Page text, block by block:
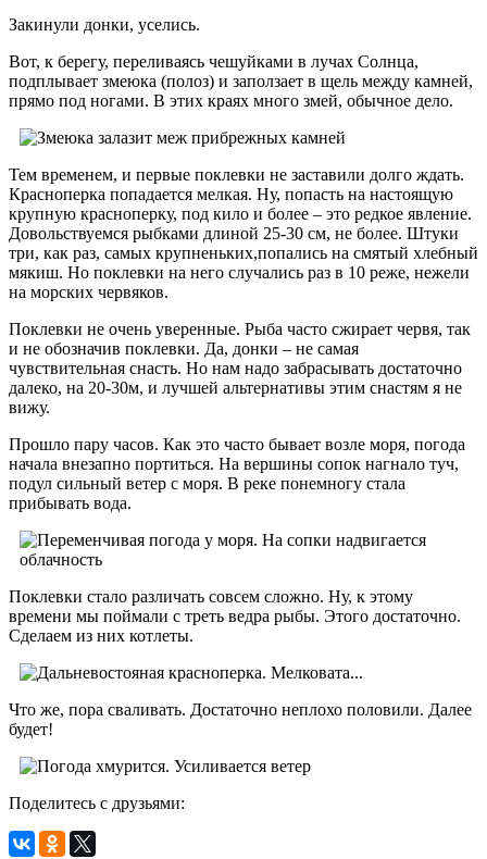
Закинули донки, уселись.
Вот, к берегу, переливаясь чешуйками в лучах Солнца,
подплывает змеюка (полоз) и заползает в щель между камней,
прямо под ногами. В этих краях много змей, обычное дело.
Тем временем, и первые поклевки не заставили долго ждать.
Красноперка попадается мелкая. Ну, попасть на настоящую
крупную красноперку, под кило и более – это редкое явление.
Довольствуемся рыбками длиной 25-30 см, не более. Штуки
три, как раз, самых крупненьких,попались на смятый хлебный
мякиш. Но поклевки на него случались раз в 10 реже, нежели
на морских червяков.
Поклевки не очень уверенные. Рыба часто сжирает червя, так
и не обозначив поклевки. Да, донки – не самая
чувствительная снасть. Но нам надо забрасывать достаточно
далеко, на 20-30м, и лучшей альтернативы этим снастям я не
вижу.
Прошло пару часов. Как это часто бывает возле моря, погода
начала внезапно портиться. На вершины сопок нагнало туч,
подул сильный ветер с моря. В реке понемногу стала
прибывать вода.
Поклевки стало различать совсем сложно. Ну, к этому
времени мы поймали с треть ведра рыбы. Этого достаточно.
Сделаем из них котлеты.
Что же, пора сваливать. Достаточно неплохо половили. Далее
будет!
Поделитесь с друзьями: